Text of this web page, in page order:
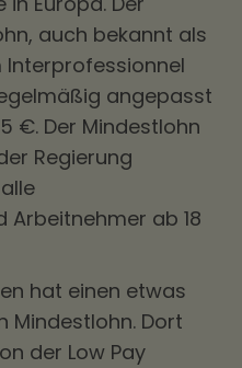
auch bekannt als
Interprofessionnel
angepasst
€. Der Mindestlohn
Regierung
Arbeitnehmer ab 18
hat einen etwas
Mindestlohn. Dort
der Low Pay